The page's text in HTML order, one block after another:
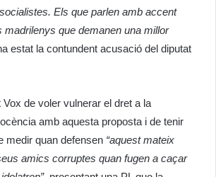
Els que parlen amb accent
madrilenys que demanen una millor
estat la contundent acusació del diputat
de voler vulnerar el dret a la
amb aquesta proposta i de tenir
medir quan defensen “aquest mateix
amics corruptes quan fugen a caçar